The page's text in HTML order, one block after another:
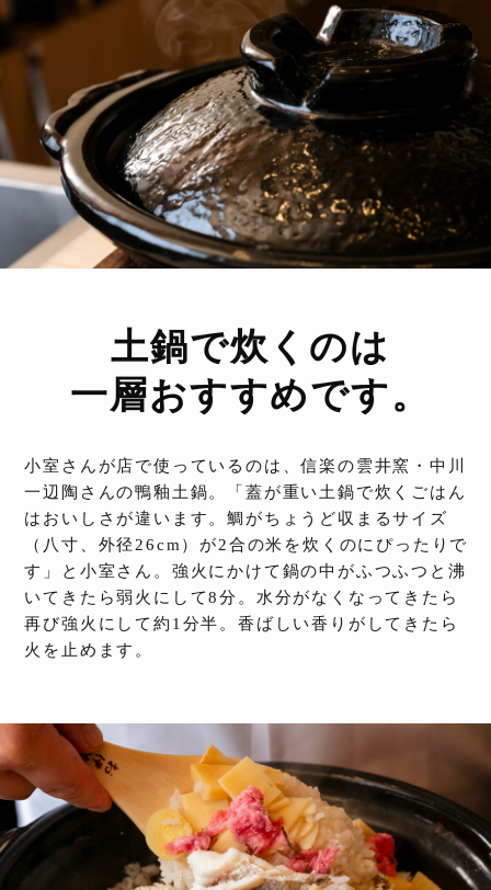
土鍋で炊くのは
一層おすすめです。
小室さんが店で使っているのは、信楽の雲井窯・中川
一辺陶さんの鴨釉土鍋。「蓋が重い土鍋で炊くごはん
はおいしさが違います。鯛がちょうど収まるサイズ
（八寸、外径26cm）が2合の米を炊くのにぴったりで
す」と小室さん。強火にかけて鍋の中がふつふつと沸
いてきたら弱火にして8分。水分がなくなってきたら
再び強火にして約1分半。香ばしい香りがしてきたら
火を止めます。